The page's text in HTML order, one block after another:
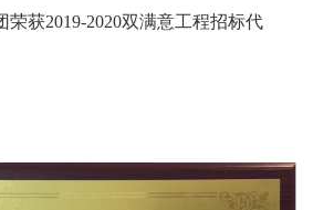
荣获2019-2020双满意工程招标代